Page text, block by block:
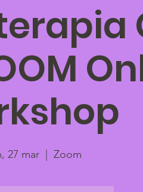
27 mar
  |
Zoom